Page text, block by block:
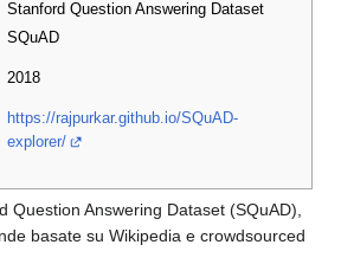
Stanford Question Answering Dataset
SQuAD
2018
https://rajpurkar.github.io/SQuAD-
explorer/
Question Answering Dataset (SQuAD),
basate su Wikipedia e crowdsourced